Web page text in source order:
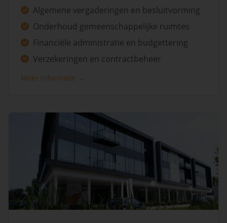
Algemene vergaderingen en besluitvorming
Onderhoud gemeenschappelijke ruimtes
Financiële administratie en budgettering
Verzekeringen en contractbeheer
Meer informatie →